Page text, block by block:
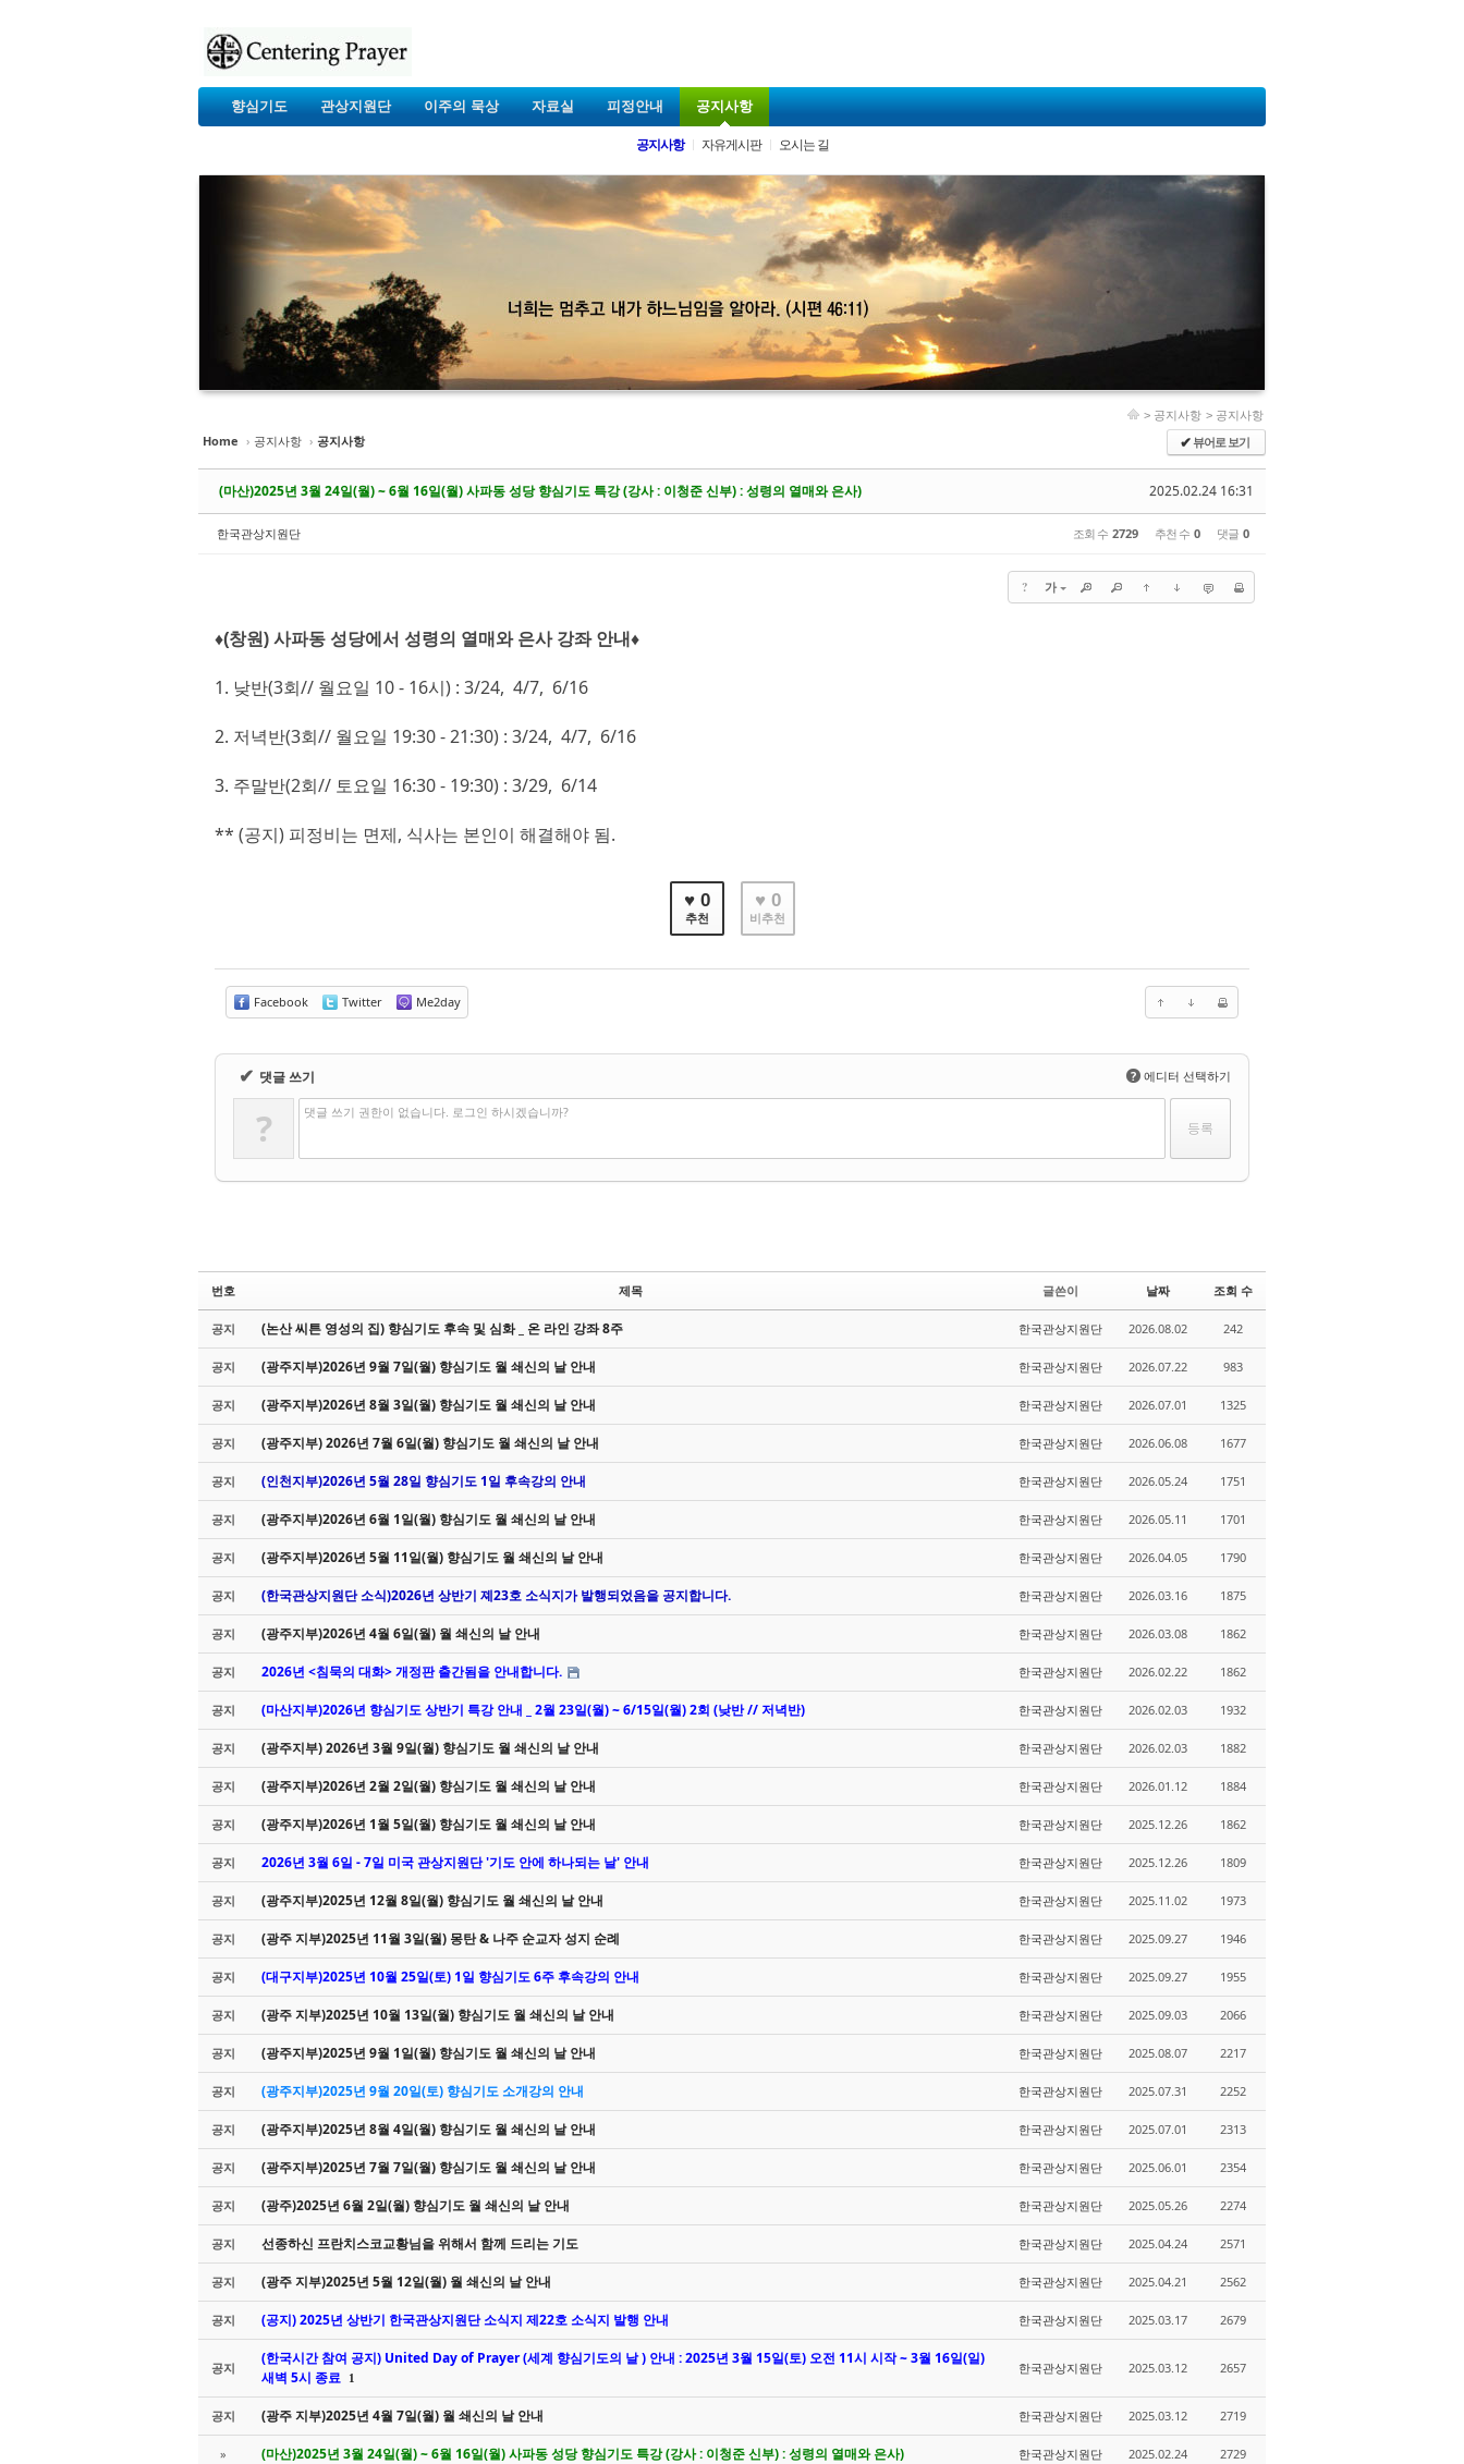
향심기도 관상지원단 이주의 묵상 자료실 피정안내 공지사항
공지사항 자유게시판 오시는 길
> 공지사항 > 공지사항
Home › 공지사항 › 공지사항 ✔뷰어로 보기
2025.02.24 16:31
(마산)2025년 3월 24일(월) ~ 6월 16일(월) 사파동 성당 향심기도 특강 (강사 : 이청준 신부) : 성령의 열매와 은사)
한국관상지원단 조회 수 2729 추천 수 0 댓글 0
? 가
♦(창원) 사파동 성당에서 성령의 열매와 은사 강좌 안내♦
1. 낮반(3회// 월요일 10 - 16시) : 3/24, 4/7, 6/16
2. 저녁반(3회// 월요일 19:30 - 21:30) : 3/24, 4/7, 6/16
3. 주말반(2회// 토요일 16:30 - 19:30) : 3/29, 6/14
** (공지) 피정비는 면제, 식사는 본인이 해결해야 됨.
♥ 0
추천
♥ 0
비추천
Facebook Twitter Me2day
✔ 댓글 쓰기 ? 에디터 선택하기
? 댓글 쓰기 권한이 없습니다. 로그인 하시겠습니까?
번호 제목 글쓴이 날짜 조회 수
공지 (논산 씨튼 영성의 집) 향심기도 후속 및 심화 _ 온 라인 강좌 8주 한국관상지원단 2026.08.02 242
공지 (광주지부)2026년 9월 7일(월) 향심기도 월 쇄신의 날 안내 한국관상지원단 2026.07.22 983
공지 (광주지부)2026년 8월 3일(월) 향심기도 월 쇄신의 날 안내 한국관상지원단 2026.07.01 1325
공지 (광주지부) 2026년 7월 6일(월) 향심기도 월 쇄신의 날 안내 한국관상지원단 2026.06.08 1677
공지 (인천지부)2026년 5월 28일 향심기도 1일 후속강의 안내 한국관상지원단 2026.05.24 1751
공지 (광주지부)2026년 6월 1일(월) 향심기도 월 쇄신의 날 안내 한국관상지원단 2026.05.11 1701
공지 (광주지부)2026년 5월 11일(월) 향심기도 월 쇄신의 날 안내 한국관상지원단 2026.04.05 1790
공지 (한국관상지원단 소식)2026년 상반기 졔23호 소식지가 발행되었음을 공지합니다. 한국관상지원단 2026.03.16 1875
공지 (광주지부)2026년 4월 6일(월) 월 쇄신의 날 안내 한국관상지원단 2026.03.08 1862
공지 2026년 <침묵의 대화> 개정판 출간됨을 안내합니다. 한국관상지원단 2026.02.22 1862
공지 (마산지부)2026년 향심기도 상반기 특강 안내 _ 2월 23일(월) ~ 6/15일(월) 2회 (낮반 // 저녁반) 한국관상지원단 2026.02.03 1932
공지 (광주지부) 2026년 3월 9일(월) 향심기도 월 쇄신의 날 안내 한국관상지원단 2026.02.03 1882
공지 (광주지부)2026년 2월 2일(월) 향심기도 월 쇄신의 날 안내 한국관상지원단 2026.01.12 1884
공지 (광주지부)2026년 1월 5일(월) 향심기도 월 쇄신의 날 안내 한국관상지원단 2025.12.26 1862
공지 2026년 3월 6일 - 7일 미국 관상지원단 '기도 안에 하나되는 날' 안내 한국관상지원단 2025.12.26 1809
공지 (광주지부)2025년 12월 8일(월) 향심기도 월 쇄신의 날 안내 한국관상지원단 2025.11.02 1973
공지 (광주 지부)2025년 11월 3일(월) 몽탄 & 나주 순교자 성지 순례 한국관상지원단 2025.09.27 1946
공지 (대구지부)2025년 10월 25일(토) 1일 향심기도 6주 후속강의 안내 한국관상지원단 2025.09.27 1955
공지 (광주 지부)2025년 10월 13일(월) 향심기도 월 쇄신의 날 안내 한국관상지원단 2025.09.03 2066
공지 (광주지부)2025년 9월 1일(월) 향심기도 월 쇄신의 날 안내 한국관상지원단 2025.08.07 2217
공지 (광주지부)2025년 9월 20일(토) 향심기도 소개강의 안내 한국관상지원단 2025.07.31 2252
공지 (광주지부)2025년 8월 4일(월) 향심기도 월 쇄신의 날 안내 한국관상지원단 2025.07.01 2313
공지 (광주지부)2025년 7월 7일(월) 향심기도 월 쇄신의 날 안내 한국관상지원단 2025.06.01 2354
공지 (광주)2025년 6월 2일(월) 향심기도 월 쇄신의 날 안내 한국관상지원단 2025.05.26 2274
공지 선종하신 프란치스코교황님을 위해서 함께 드리는 기도 한국관상지원단 2025.04.24 2571
공지 (광주 지부)2025년 5월 12일(월) 월 쇄신의 날 안내 한국관상지원단 2025.04.21 2562
공지 (공지) 2025년 상반기 한국관상지원단 소식지 제22호 소식지 발행 안내 한국관상지원단 2025.03.17 2679
공지
(한국시간 참여 공지) United Day of Prayer (세계 향심기도의 날 ) 안내 : 2025년 3월 15일(토) 오전 11시 시작 ~ 3월 16일(일)
새벽 5시 종료
1
한국관상지원단 2025.03.12 2657
공지 (광주 지부)2025년 4월 7일(월) 월 쇄신의 날 안내 한국관상지원단 2025.03.12 2719
» (마산)2025년 3월 24일(월) ~ 6월 16일(월) 사파동 성당 향심기도 특강 (강사 : 이청준 신부) : 성령의 열매와 은사) 한국관상지원단 2025.02.24 2729
Sketchbook5, 스케치북5
Sketchbook5, 스케치북5
Sketchbook5, 스케치북5
Sketchbook5, 스케치북5